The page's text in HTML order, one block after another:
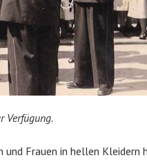
Verfügung.
Frauen in hellen Kleidern